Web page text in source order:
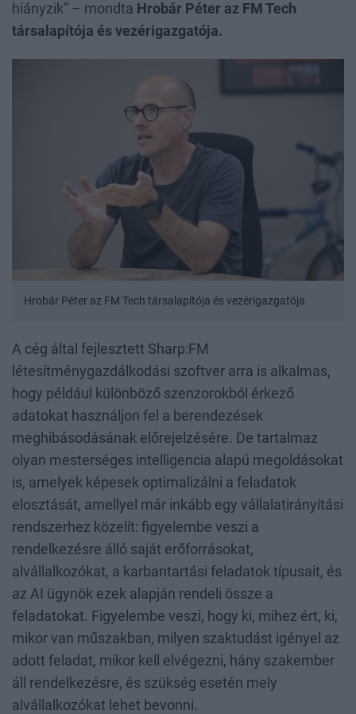
hiányzik” – mondta Hrobár Péter az FM Tech
társalapítója és vezérigazgatója.
Hrobár Péter az FM Tech társalapítója és vezérigazgatója
A cég által fejlesztett Sharp:FM
létesítménygazdálkodási szoftver arra is alkalmas,
hogy például különböző szenzorokból érkező
adatokat használjon fel a berendezések
meghibásodásának előrejelzésére. De tartalmaz
olyan mesterséges intelligencia alapú megoldásokat
is, amelyek képesek optimalizálni a feladatok
elosztását, amellyel már inkább egy vállalatirányítási
rendszerhez közelít: figyelembe veszi a
rendelkezésre álló saját erőforrásokat,
alvállalkozókat, a karbantartási feladatok típusait, és
az AI ügynök ezek alapján rendeli össze a
feladatokat. Figyelembe veszi, hogy ki, mihez ért, ki,
mikor van műszakban, milyen szaktudást igényel az
adott feladat, mikor kell elvégezni, hány szakember
áll rendelkezésre, és szükség esetén mely
alvállalkozókat lehet bevonni.